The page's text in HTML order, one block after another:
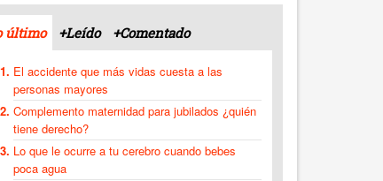
último +Leído +Comentado
El accidente que más vidas cuesta a las
personas mayores
Complemento maternidad para jubilados ¿quién
tiene derecho?
Lo que le ocurre a tu cerebro cuando bebes
poca agua